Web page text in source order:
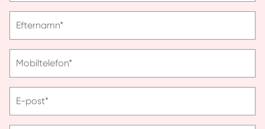
ange
Efternamn*
ange
Mobiltelefon*
ange
E-post*